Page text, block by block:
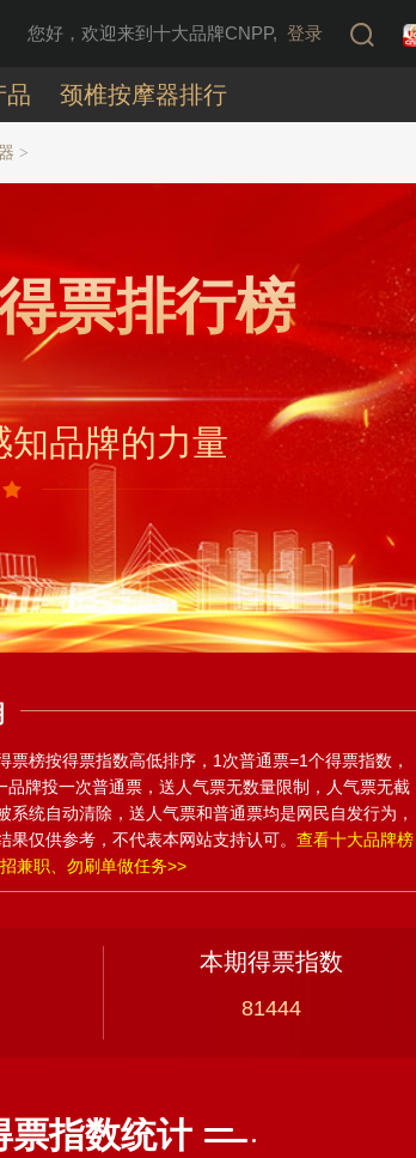
您好，欢迎来到十大品牌CNPP, 登录
品 颈椎按摩器排行
>
票排行榜
知品牌的力量
榜按得票指数高低排序，1次普通票=1个得票指数，
牌投一次普通票，送人气票无数量限制，人气票无截
统自动清除，送人气票和普通票均是网民自发行为，
仅供参考，不代表本网站支持认可。 查看十大品牌榜
兼职、勿刷单做任务>>
本期得票指数
81444
票指数统计